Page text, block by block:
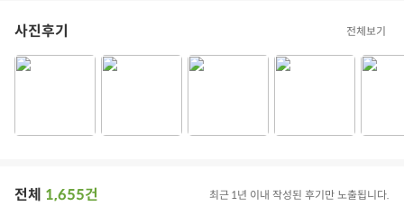
사진후기 전체보기
전체 1,655건 최근 1년 이내 작성된 후기만 노출됩니다.